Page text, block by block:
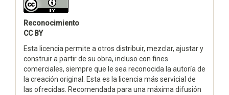
Reconocimiento
CC BY
Esta licencia permite a otros distribuir, mezclar, ajustar y
construir a partir de su obra, incluso con fines
comerciales, siempre que le sea reconocida la autoría de
la creación original. Esta es la licencia más servicial de
las ofrecidas. Recomendada para una máxima difusión